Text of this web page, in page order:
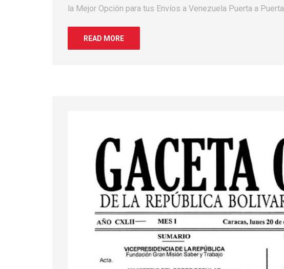
la Mejor Opción para tus Envíos a Venezuela Puerta a Puerta.
READ MORE